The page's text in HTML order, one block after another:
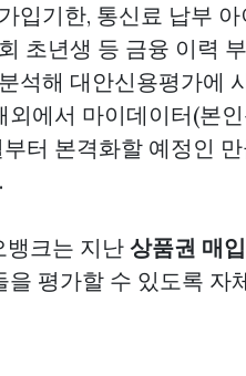
입기한, 통신료 납부
초년생 등 금융 이력
석해 대안신용평가에
에서 마이데이터(본
부터 본격화할 예정인
뱅크는 지난상품권 매입
평가할 수 있도록 자